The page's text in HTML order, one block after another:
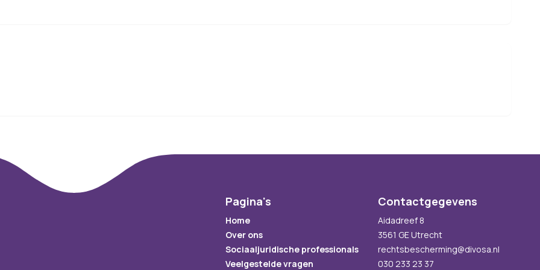
Pagina's
Home
Over ons
Sociaaljuridische professionals
Veelgestelde vragen
Contactgegevens
Aidadreef 8
3561 GE Utrecht
rechtsbescherming@divosa.nl
030 233 23 37